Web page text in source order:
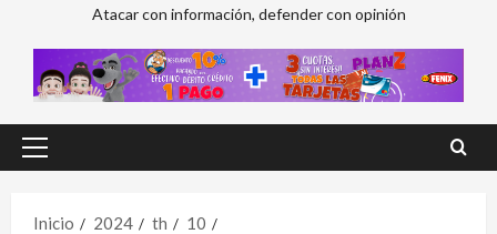
Atacar con información, defender con opinión
Menú
Inicio
2024 th
10